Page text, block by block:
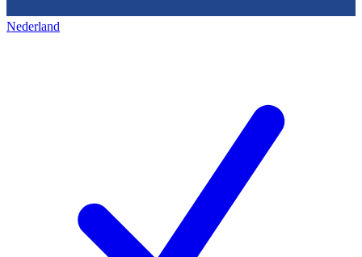
Nederland